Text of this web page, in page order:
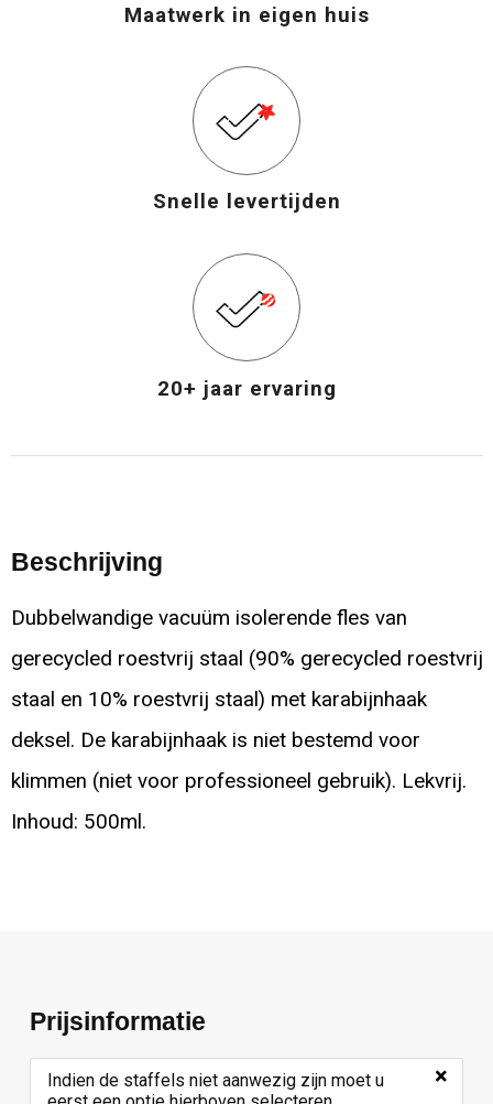
Maatwerk in eigen huis
Snelle levertijden
20+ jaar ervaring
Beschrijving
Dubbelwandige vacuüm isolerende fles van
gerecycled roestvrij staal (90% gerecycled roestvrij
staal en 10% roestvrij staal) met karabijnhaak
deksel. De karabijnhaak is niet bestemd voor
klimmen (niet voor professioneel gebruik). Lekvrij.
Inhoud: 500ml.
Prijsinformatie
Indien de staffels niet aanwezig zijn moet u
×